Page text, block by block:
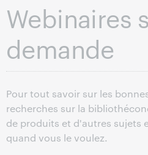
Webinaires
demande
Pour tout savoir sur les
recherches sur la
de produits et d'autres sujets
quand vous le voulez.